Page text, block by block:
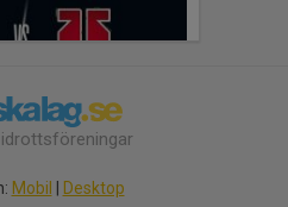
idrottsföreningar
Mobil Desktop